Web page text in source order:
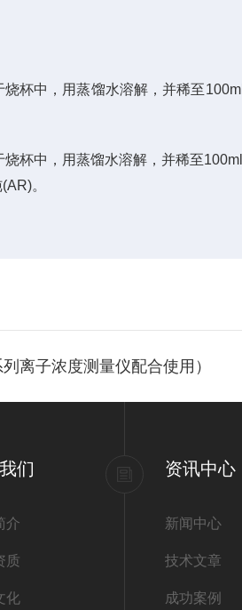
烧杯中，用蒸馏水溶解，并稀至100ml
烧杯中，用蒸馏水溶解，并稀至100ml
(AR)。
离子浓度测量仪配合使用）
们
介
质
化
资讯中心
新闻中心
技术文章
成功案例